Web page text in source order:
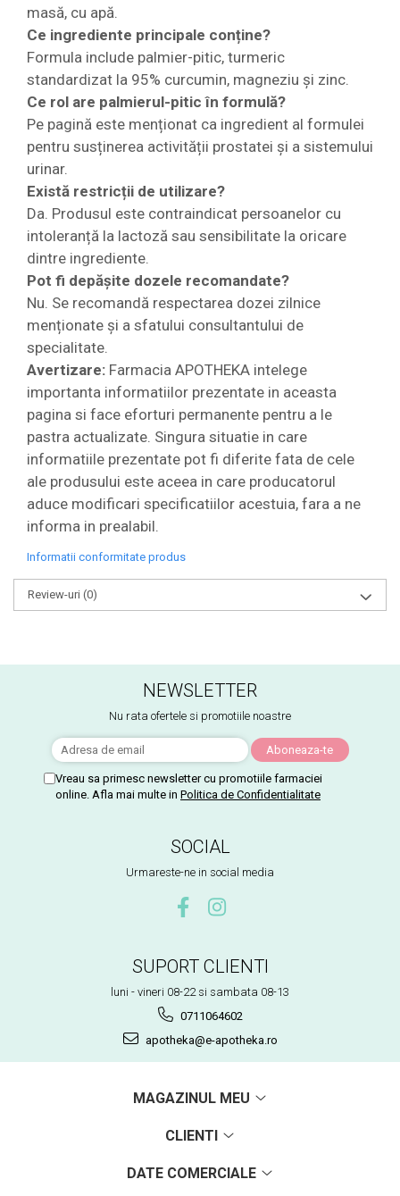
masă, cu apă.
Ce ingrediente principale conține?
Formula include palmier-pitic, turmeric
standardizat la 95% curcumin, magneziu și zinc.
Ce rol are palmierul-pitic în formulă?
Pe pagină este menționat ca ingredient al formulei
pentru susținerea activității prostatei și a sistemului
urinar.
Există restricții de utilizare?
Da. Produsul este contraindicat persoanelor cu
intoleranță la lactoză sau sensibilitate la oricare
dintre ingrediente.
Pot fi depășite dozele recomandate?
Nu. Se recomandă respectarea dozei zilnice
menționate și a sfatului consultantului de
specialitate.
Avertizare: Farmacia APOTHEKA intelege
importanta informatiilor prezentate in aceasta
pagina si face eforturi permanente pentru a le
pastra actualizate. Singura situatie in care
informatiile prezentate pot fi diferite fata de cele
ale produsului este aceea in care producatorul
aduce modificari specificatiilor acestuia, fara a ne
informa in prealabil.
Informatii conformitate produs
Review-uri (0)
NEWSLETTER
Nu rata ofertele si promotiile noastre
Vreau sa primesc newsletter cu promotiile farmaciei
online. Afla mai multe in Politica de Confidentialitate
SOCIAL
Urmareste-ne in social media
SUPORT CLIENTI
luni - vineri 08-22 si sambata 08-13
0711064602
apotheka@e-apotheka.ro
MAGAZINUL MEU
CLIENTI
DATE COMERCIALE